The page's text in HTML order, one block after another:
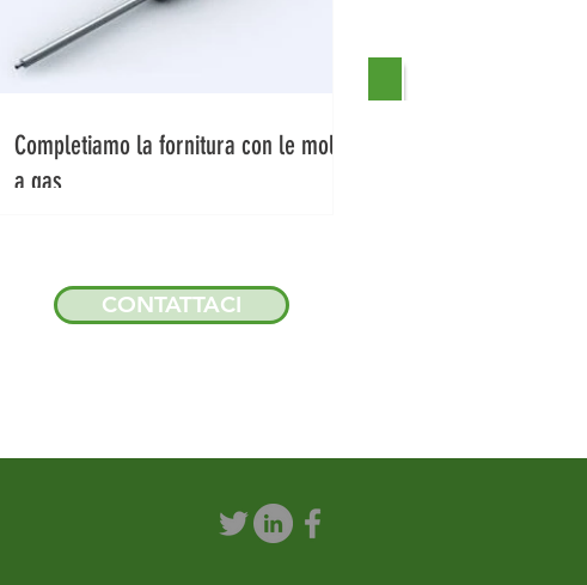
Completiamo la fornitura con le molle
a gas
CONTATTACI